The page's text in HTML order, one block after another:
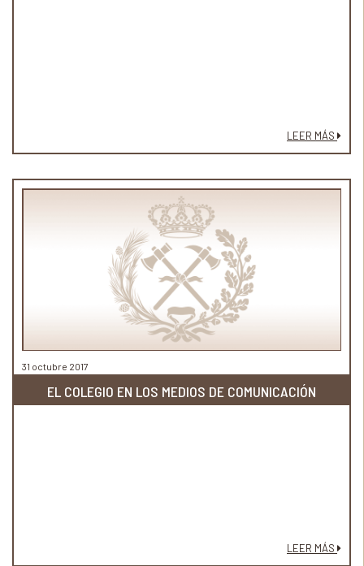
LEER MÁS
31 octubre 2017
EL COLEGIO EN LOS MEDIOS DE COMUNICACIÓN
LEER MÁS